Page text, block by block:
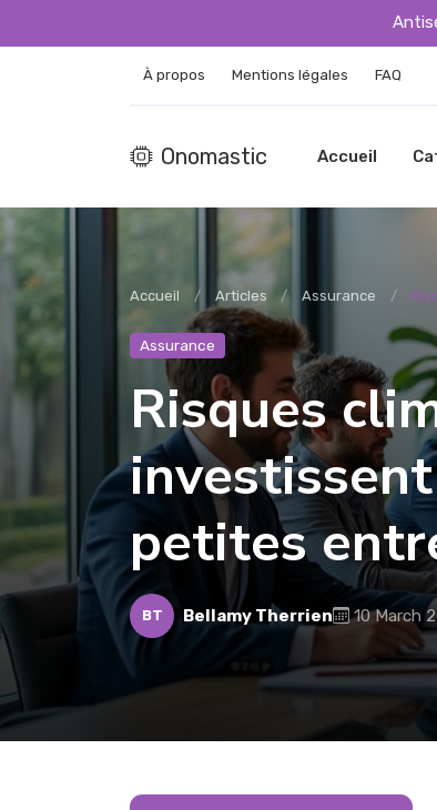
À propos Mentions légales FAQ
Onomastic Accueil
Accueil Articles Assurance
Assurance
Risques
petites
BT Bellamy Therrien 10 March